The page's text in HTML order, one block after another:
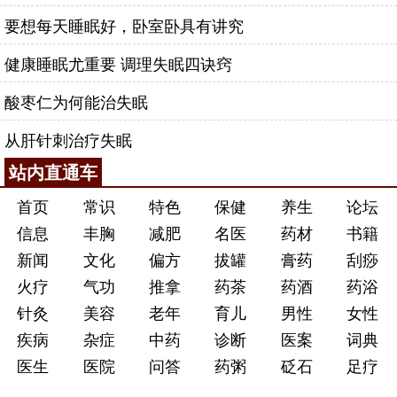
要想每天睡眠好，卧室卧具有讲究
健康睡眠尤重要 调理失眠四诀窍
酸枣仁为何能治失眠
从肝针刺治疗失眠
站内直通车
首页 常识 特色 保健 养生
论坛
信息
丰胸 减肥 名医 药材
书籍
新闻
文化 偏方 拔罐 膏药
刮痧
火疗
气功 推拿 药茶 药酒
药浴
针灸
美容 老年 育儿 男性
女性
疾病
杂症 中药 诊断 医案
词典
医生
医院 问答 药粥 砭石 足疗